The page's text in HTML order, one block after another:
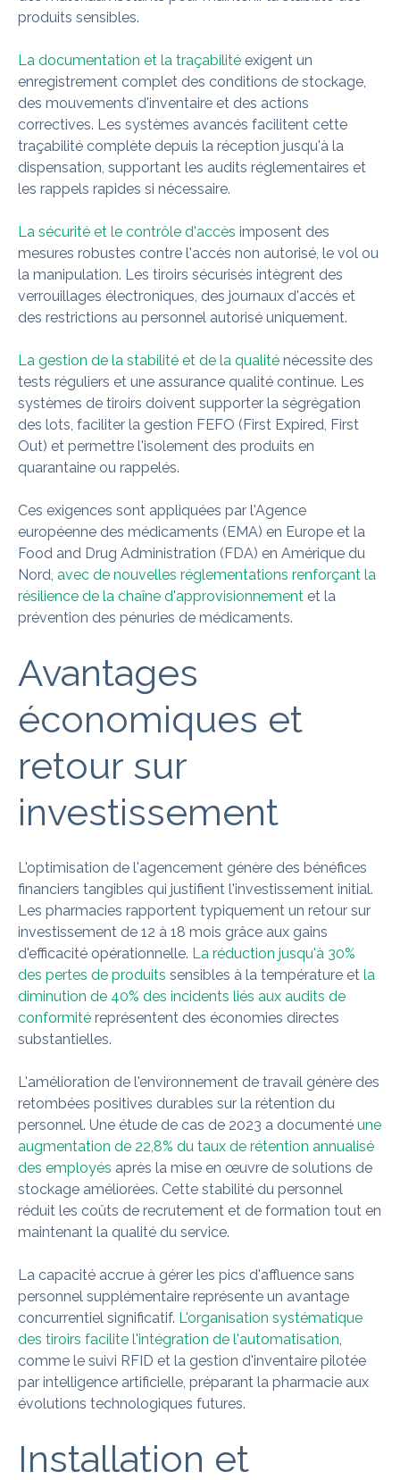
produits sensibles.
La documentation et la traçabilité exigent un
enregistrement complet des conditions de stockage,
des mouvements d'inventaire et des actions
correctives. Les systèmes avancés facilitent cette
traçabilité complète depuis la réception jusqu'à la
dispensation, supportant les audits réglementaires et
les rappels rapides si nécessaire.
La sécurité et le contrôle d'accès imposent des
mesures robustes contre l'accès non autorisé, le vol ou
la manipulation. Les tiroirs sécurisés intègrent des
verrouillages électroniques, des journaux d'accès et
des restrictions au personnel autorisé uniquement.
La gestion de la stabilité et de la qualité nécessite des
tests réguliers et une assurance qualité continue. Les
systèmes de tiroirs doivent supporter la ségrégation
des lots, faciliter la gestion FEFO (First Expired, First
Out) et permettre l'isolement des produits en
quarantaine ou rappelés.
Ces exigences sont appliquées par l'Agence
européenne des médicaments (EMA) en Europe et la
Food and Drug Administration (FDA) en Amérique du
Nord, avec de nouvelles réglementations renforçant la
résilience de la chaîne d'approvisionnement et la
prévention des pénuries de médicaments.
Avantages
économiques et
retour sur
investissement
L'optimisation de l'agencement génère des bénéfices
financiers tangibles qui justifient l'investissement initial.
Les pharmacies rapportent typiquement un retour sur
investissement de 12 à 18 mois grâce aux gains
d'efficacité opérationnelle. La réduction jusqu'à 30%
des pertes de produits sensibles à la température et la
diminution de 40% des incidents liés aux audits de
conformité représentent des économies directes
substantielles.
L'amélioration de l'environnement de travail génère des
retombées positives durables sur la rétention du
personnel. Une étude de cas de 2023 a documenté une
augmentation de 22,8% du taux de rétention annualisé
des employés après la mise en œuvre de solutions de
stockage améliorées. Cette stabilité du personnel
réduit les coûts de recrutement et de formation tout en
maintenant la qualité du service.
La capacité accrue à gérer les pics d'affluence sans
personnel supplémentaire représente un avantage
concurrentiel significatif. L'organisation systématique
des tiroirs facilite l'intégration de l'automatisation,
comme le suivi RFID et la gestion d'inventaire pilotée
par intelligence artificielle, préparant la pharmacie aux
évolutions technologiques futures.
Installation et